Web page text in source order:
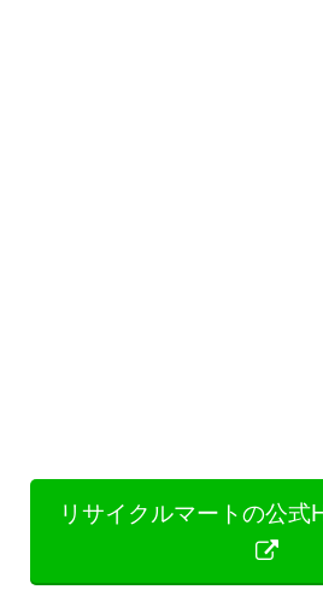
リサイクルマートの公式